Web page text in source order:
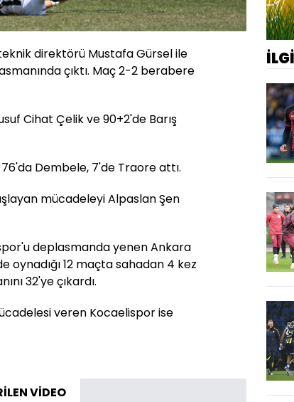
direktörü Mustafa Gürsel ile
çıktı. Maç 2-2 berabere
Cihat Çelik ve 90+2'de Barış
Dembele, 7'de Traore attı.
mücadeleyi Alpaslan Şen
deplasmanda yenen Ankara
oynadığı 12 maçta sahadan 4 kez
32'ye çıkardı.
veren Kocaelispor ise
VİDEO